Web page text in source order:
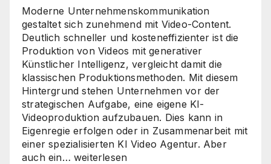
ist
Moderne Unternehmenskommunikation
gestaltet sich zunehmend mit Video-Content.
Deutlich schneller und kosteneffizienter ist die
Produktion von Videos mit generativer
Künstlicher Intelligenz, vergleicht damit die
klassischen Produktionsmethoden. Mit diesem
Hintergrund stehen Unternehmen vor der
strategischen Aufgabe, eine eigene KI-
Videoproduktion aufzubauen. Dies kann in
Eigenregie erfolgen oder in Zusammenarbeit mit
einer spezialisierten KI Video Agentur. Aber
auch ein… KI
weiterlesen